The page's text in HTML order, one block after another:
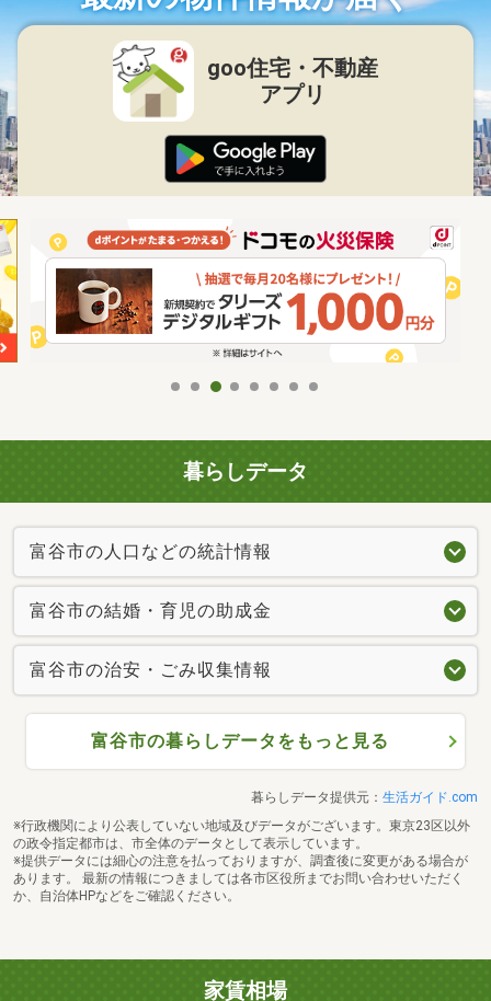
goo住宅・不動産
アプリ
暮らしデータ
富谷市の人口などの統計情報
富谷市の結婚・育児の助成金
富谷市の治安・ごみ収集情報
富谷市の暮らしデータをもっと見る
暮らしデータ提供元： 生活ガイド.com
※行政機関により公表していない地域及びデータがございます。東京23区以外
の政令指定都市は、市全体のデータとして表示しています。
※提供データには細心の注意を払っておりますが、調査後に変更がある場合が
あります。 最新の情報につきましては各市区役所までお問い合わせいただく
か、自治体HPなどをご確認ください。
家賃相場